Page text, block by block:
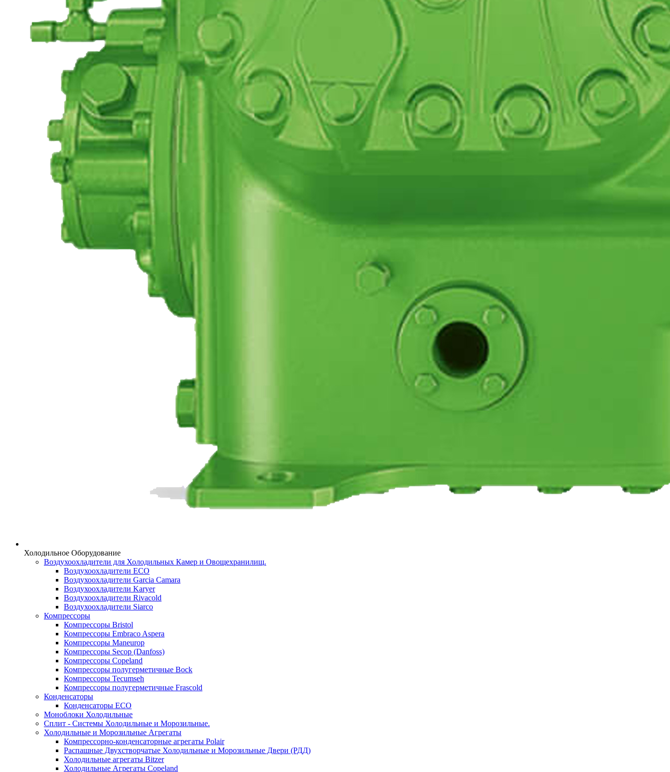
Холодильное Оборудование
Воздухоохладители для Холодильных Камер и Овощехранилищ.
Воздухоохладители ECO
Воздухоохладители Garcia Camara
Воздухоохладители Karyer
Воздухоохладители Rivacold
Воздухоохладители Siarco
Компрессоры
Компрессоры Bristol
Компрессоры Embraco Aspera
Компрессоры Maneurop
Компрессоры Secop (Danfoss)
Компрессоры Copeland
Компрессоры полугерметичные Bock
Компрессоры Tecumseh
Компрессоры полугерметичные Frascold
Конденсаторы
Конденсаторы ECO
Моноблоки Холодильные
Сплит - Системы Холодильные и Морозильные.
Холодильные и Морозильные Агрегаты
Компрессорно-конденсаторные агрегаты Polair
Распашные Двухстворчатые Холодильные и Морозильные Двери (РДД)
Холодильные агрегаты Bitzer
Холодильные Агрегаты Copeland